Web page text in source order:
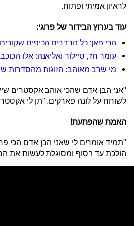
לראיון אמיתי ופתוח.
עוד בערוץ הבידור של פרוגי:
הכי פאן: כל הדברים הכיפים
עומר חזן, טיילור ואליאנה: אלו
מי שרב מאוהב: הזוגות מהסדרות
"אני הבן אדם שהכי אוהב אקסטרים
לשוחח על לונה פארקים. "תן לי
האמת שהפתעת!
"תמיד אומרים לי שאני הבן אדם הכי
הולכת עד הסוף ומסוגלת לעשות את